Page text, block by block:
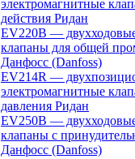
электромагнитные
действия Ридан
EV220B —
клапаны для общей
Данфосс (Danfoss)
EV214R —
электромагнитные
давления Ридан
EV250B —
клапаны с
Данфосс (Danfoss)